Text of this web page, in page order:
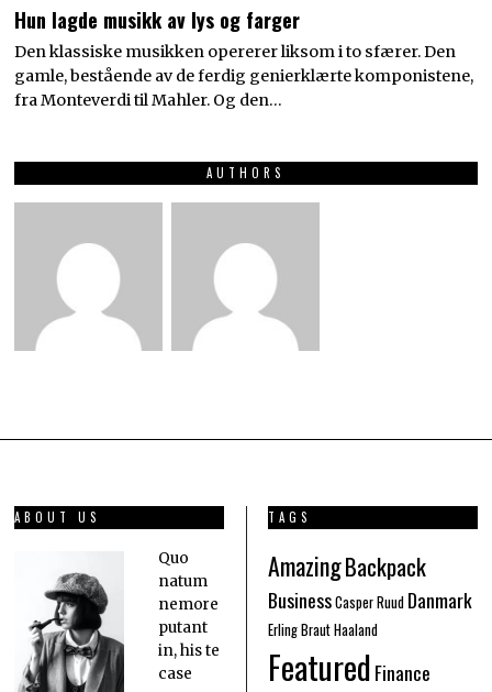
Hun lagde musikk av lys og farger
Den klassiske musikken opererer liksom i to sfærer. Den
gamle, bestående av de ferdig genierklærte komponistene,
fra Monteverdi til Mahler. Og den…
AUTHORS
ABOUT US
Quo
natum
nemore
putant
in, his te
case
TAGS
AmazingBackpack
BusinessCasper Ruud Danmark
Erling Braut Haaland
FeaturedFinance